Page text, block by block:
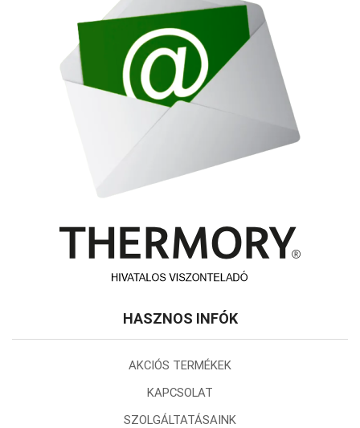
HASZNOS INFÓK
AKCIÓS TERMÉKEK
KAPCSOLAT
SZOLGÁLTATÁSAINK